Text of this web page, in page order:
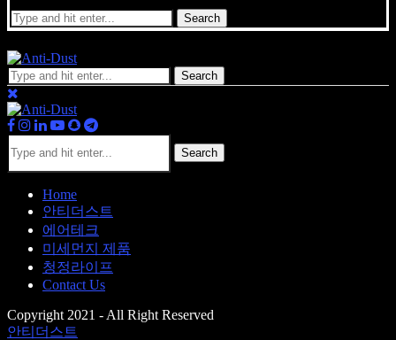
Search
Search
Search
Home
안티더스트
에어테크
미세먼지 제품
청정라이프
Contact Us
Copyright 2021 - All Right Reserved
안티더스트